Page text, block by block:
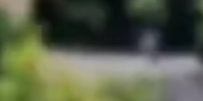
Leipzig, die